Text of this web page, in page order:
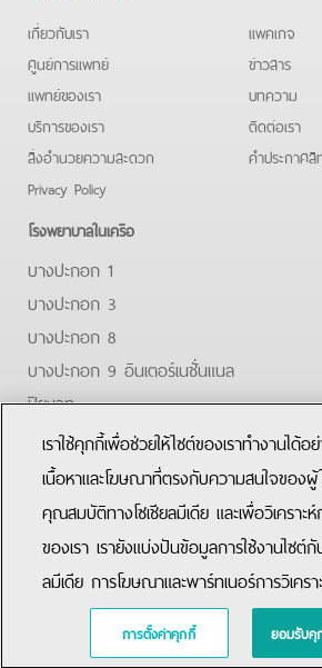
เกี่ยวกับเรา
ศูนย์การแพทย์
แพทย์ของเรา
บริการของเรา
สิ่งอำนวยความสะดวก
Privacy Policy
แพคเกจ
ข่าวสาร
บทความ
ติดต่อเรา
คําประกาศ
โรงพยาบาลในเครือ
บางปะกอก 1
บางปะกอก 3
บางปะกอก 8
บางปะกอก 9 อินเตอร์เนชั่นแนล
ปิยะเวท
บางปะกอก-รังสิต 2
บางปะกอกสมุทรปราการ
FacebookYoutube
Copyright © 2019 Bangpakok Hospital
เราใช้คุกกี้เพื่อช่วยให้ไซต์ของเราทำงานไ
เนื้อหาและโฆษณาที่ตรงกับความสนใจของผู้
คุณสมบัติทางโซเชียลมีเดีย และเพื่อวิเคราะ
ของเรา เรายังแบ่งปันข้อมูลการใช้งานไซต์กั
ลมีเดีย การโฆษณาและพาร์ทเนอร์การวิเคร
การตั้งค่าคุกกี้ ยอมรับคุ